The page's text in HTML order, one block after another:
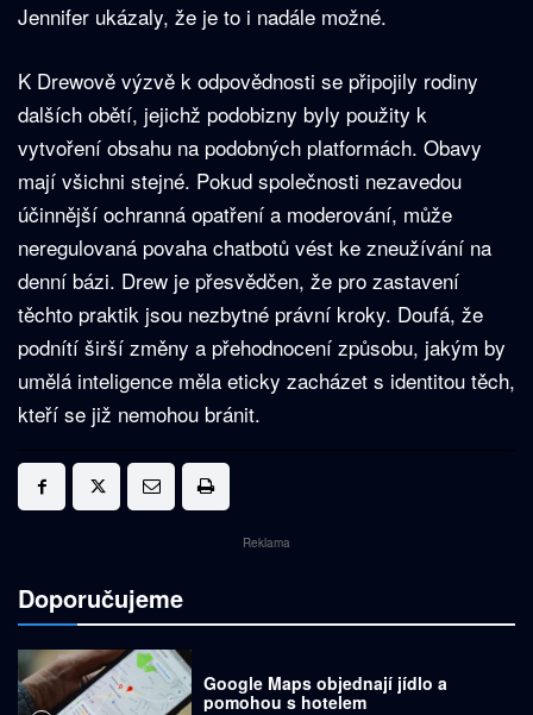
Jennifer ukázaly, že je to i nadále možné.
K Drewově výzvě k odpovědnosti se připojily rodiny
dalších obětí, jejichž podobizny byly použity k
vytvoření obsahu na podobných platformách. Obavy
mají všichni stejné. Pokud společnosti nezavedou
účinnější ochranná opatření a moderování, může
neregulovaná povaha chatbotů vést ke zneužívání na
denní bázi. Drew je přesvědčen, že pro zastavení
těchto praktik jsou nezbytné právní kroky. Doufá, že
podnítí širší změny a přehodnocení způsobu, jakým by
umělá inteligence měla eticky zacházet s identitou těch,
kteří se již nemohou bránit.
Reklama
Doporučujeme
Google Maps objednají jídlo a
pomohou s hotelem